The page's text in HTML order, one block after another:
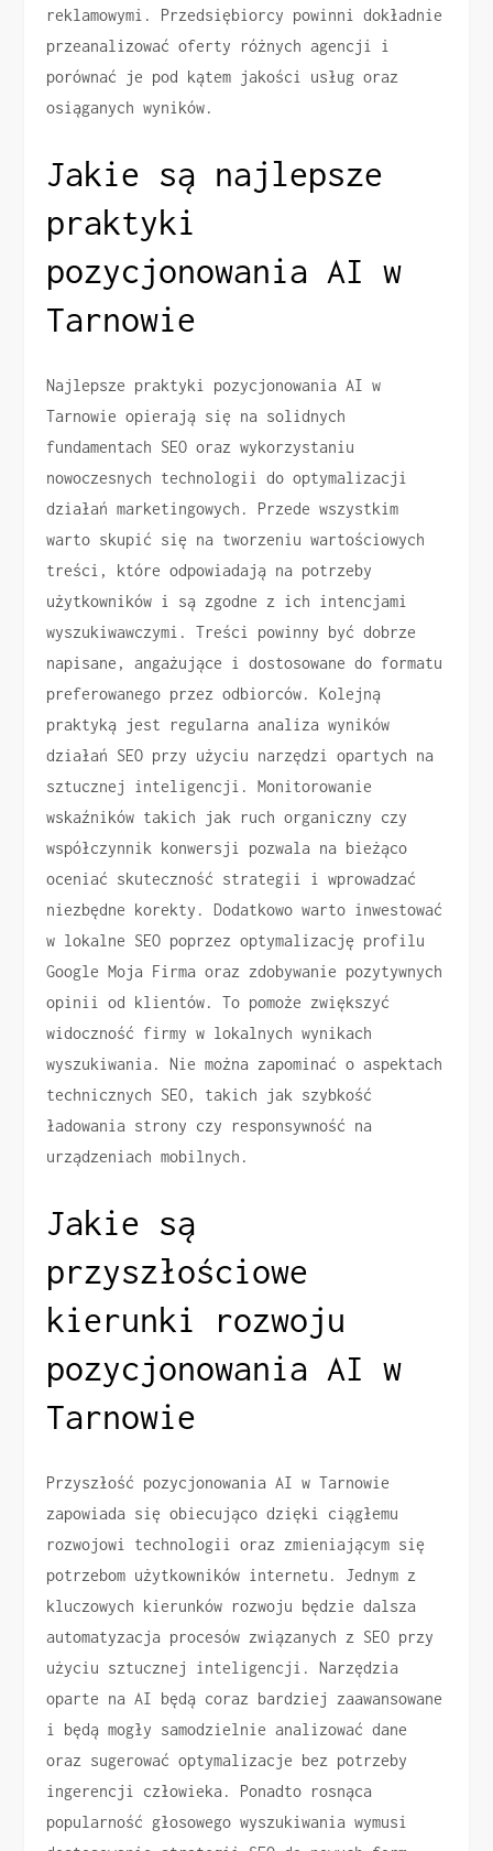
reklamowymi. Przedsiębiorcy powinni dokładnie
przeanalizować oferty różnych agencji i
porównać je pod kątem jakości usług oraz
osiąganych wyników.
Jakie są najlepsze
praktyki
pozycjonowania AI w
Tarnowie
Najlepsze praktyki pozycjonowania AI w
Tarnowie opierają się na solidnych
fundamentach SEO oraz wykorzystaniu
nowoczesnych technologii do optymalizacji
działań marketingowych. Przede wszystkim
warto skupić się na tworzeniu wartościowych
treści, które odpowiadają na potrzeby
użytkowników i są zgodne z ich intencjami
wyszukiwawczymi. Treści powinny być dobrze
napisane, angażujące i dostosowane do formatu
preferowanego przez odbiorców. Kolejną
praktyką jest regularna analiza wyników
działań SEO przy użyciu narzędzi opartych na
sztucznej inteligencji. Monitorowanie
wskaźników takich jak ruch organiczny czy
współczynnik konwersji pozwala na bieżąco
oceniać skuteczność strategii i wprowadzać
niezbędne korekty. Dodatkowo warto inwestować
w lokalne SEO poprzez optymalizację profilu
Google Moja Firma oraz zdobywanie pozytywnych
opinii od klientów. To pomoże zwiększyć
widoczność firmy w lokalnych wynikach
wyszukiwania. Nie można zapominać o aspektach
technicznych SEO, takich jak szybkość
ładowania strony czy responsywność na
urządzeniach mobilnych.
Jakie są
przyszłościowe
kierunki rozwoju
pozycjonowania AI w
Tarnowie
Przyszłość pozycjonowania AI w Tarnowie
zapowiada się obiecująco dzięki ciągłemu
rozwojowi technologii oraz zmieniającym się
potrzebom użytkowników internetu. Jednym z
kluczowych kierunków rozwoju będzie dalsza
automatyzacja procesów związanych z SEO przy
użyciu sztucznej inteligencji. Narzędzia
oparte na AI będą coraz bardziej zaawansowane
i będą mogły samodzielnie analizować dane
oraz sugerować optymalizacje bez potrzeby
ingerencji człowieka. Ponadto rosnąca
popularność głosowego wyszukiwania wymusi